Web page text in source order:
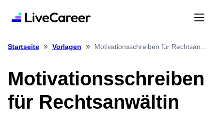
Startseite » Vorlagen »
Motivationsschreiben
für Rechtsanwältin